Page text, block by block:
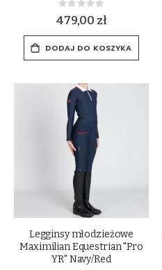
Rating:
0%
479,00 zł
DODAJ DO KOSZYKA
Legginsy młodzieżowe
Maximilian Equestrian "Pro
YR" Navy/Red